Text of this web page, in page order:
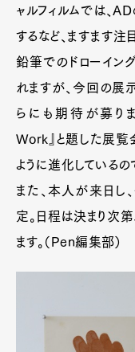
ャルフィルムでは、
するなど、ますます注
鉛筆でのドローイン
れますが、今回の展
らにも期待が募り
Work』と題した展覧
ように進化しているの
また、本人が来日し
定。日程は決まり次
ます。（Pen編集部）